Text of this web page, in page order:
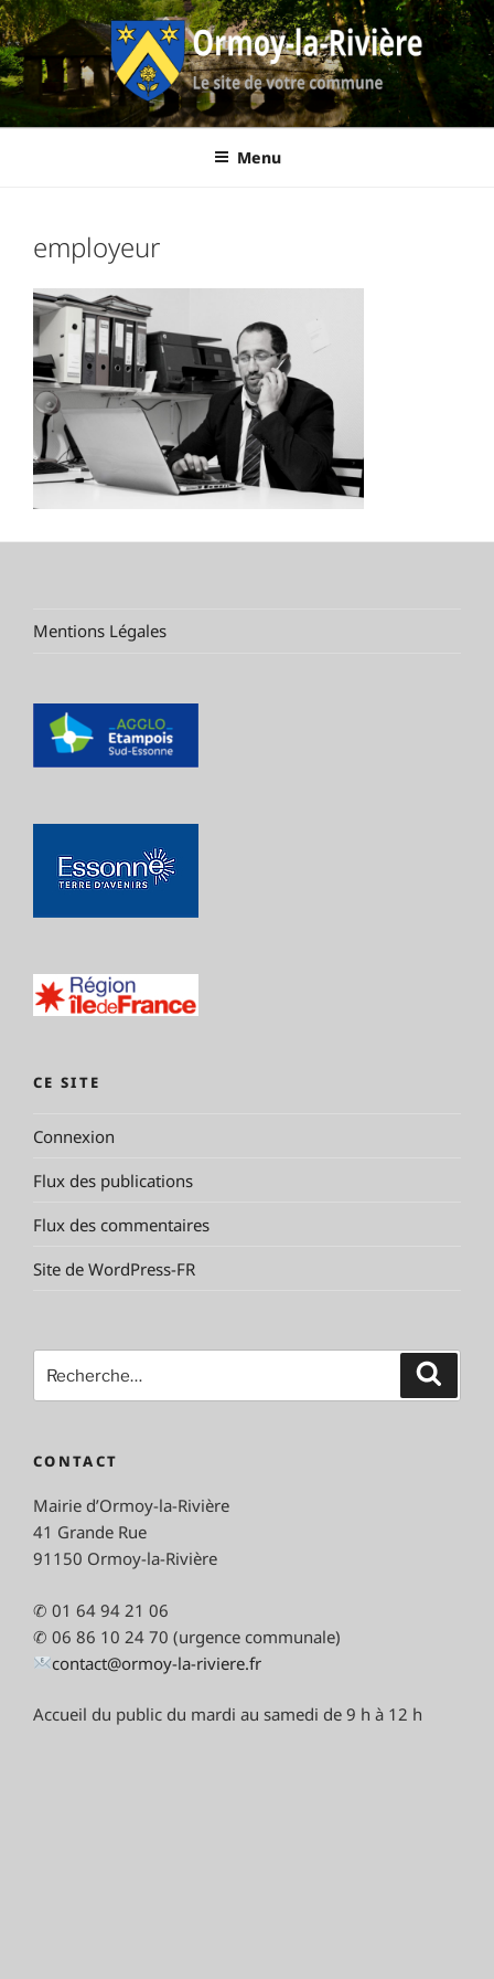
Aller
au
contenu
principal
Ormoy-La-
Le site de votre commune
Menu
employeur
Mentions Légales
CE SITE
Connexion
Flux des publications
Flux des commentaires
Site de WordPress-FR
pour
CONTACT
Mairie d’Ormoy-la-Rivière
41 Grande Rue
91150 Ormoy-la-Rivière
✆ 01 64 94 21 06
✆ 06 86 10 24 70 (urgence communale)
contact@ormoy-la-riviere.fr
Accueil du public du mardi au samedi de 9 h à 12 h